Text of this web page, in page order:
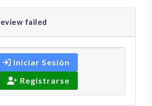
failed
Iniciar Sesión
Registrarse